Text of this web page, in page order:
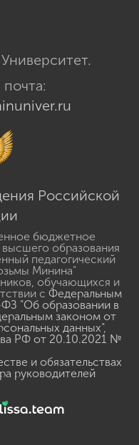
Российской
бюджетное
образования
педагогический
Минина"
обучающихся и
с Федеральным
"Об образовании в
законом от
данных",
РФ от 20.10.2021 №
и обязательствах
руководителей